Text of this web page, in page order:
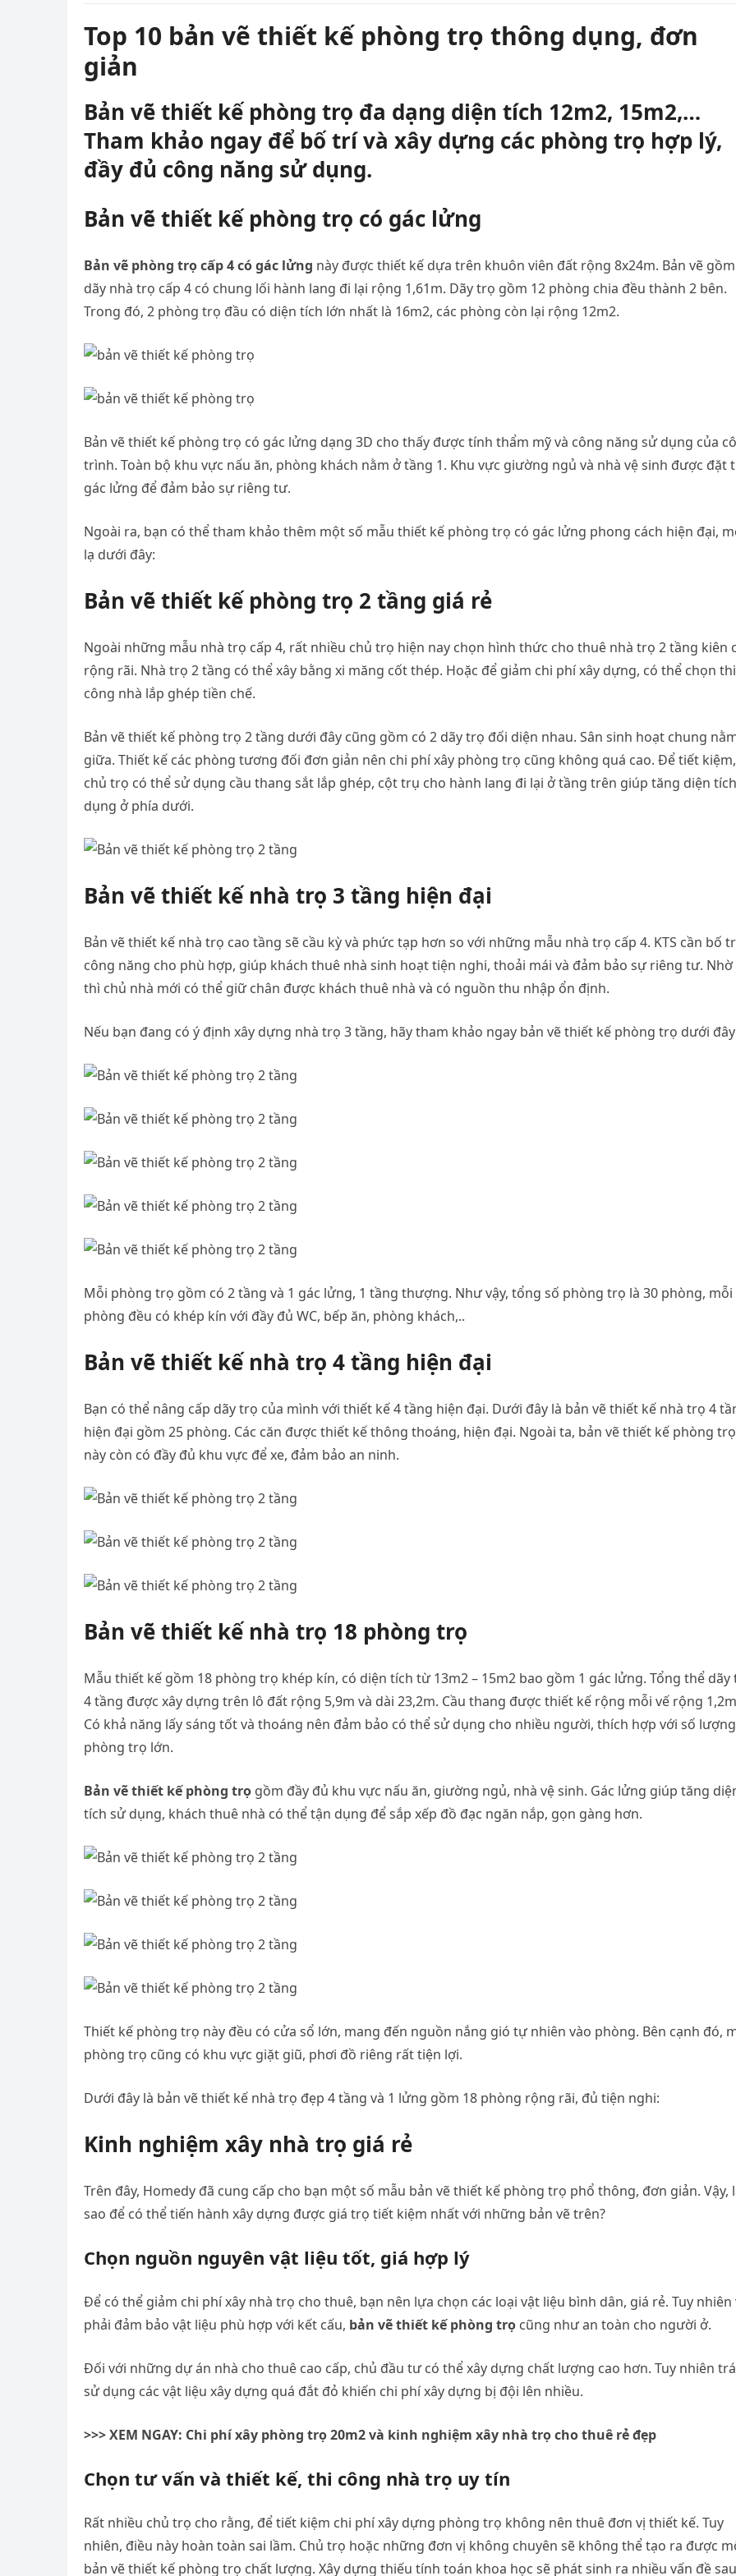
Top 10 bản vẽ thiết kế phòng trọ thông dụng, đơn
giản
Bản vẽ thiết kế phòng trọ đa dạng diện tích 12m2, 15m2,…
Tham khảo ngay để bố trí và xây dựng các phòng trọ hợp lý,
đầy đủ công năng sử dụng.
Bản vẽ thiết kế phòng trọ có gác lửng
Bản vẽ phòng trọ cấp 4 có gác lửng này được thiết kế dựa trên khuôn viên đất rộng 8x24m. Bản vẽ
dãy nhà trọ cấp 4 có chung lối hành lang đi lại rộng 1,61m. Dãy trọ gồm 12 phòng chia đều thành 2 bên.
Trong đó, 2 phòng trọ đầu có diện tích lớn nhất là 16m2, các phòng còn lại rộng 12m2.
Bản vẽ thiết kế phòng trọ có gác lửng dạng 3D cho thấy được tính thẩm mỹ và công năng sử dụng của
trình. Toàn bộ khu vực nấu ăn, phòng khách nằm ở tầng 1. Khu vực giường ngủ và nhà vệ sinh được đặt
gác lửng để đảm bảo sự riêng tư.
Ngoài ra, bạn có thể tham khảo thêm một số mẫu thiết kế phòng trọ có gác lửng phong cách hiện đại,
lạ dưới đây:
Bản vẽ thiết kế phòng trọ 2 tầng giá rẻ
Ngoài những mẫu nhà trọ cấp 4, rất nhiều chủ trọ hiện nay chọn hình thức cho thuê nhà trọ 2 tầng kiên
rộng rãi. Nhà trọ 2 tầng có thể xây bằng xi măng cốt thép. Hoặc để giảm chi phí xây dựng, có thể chọn thi
công nhà lắp ghép tiền chế.
Bản vẽ thiết kế phòng trọ 2 tầng dưới đây cũng gồm có 2 dãy trọ đối diện nhau. Sân sinh hoạt chung
giữa. Thiết kế các phòng tương đối đơn giản nên chi phí xây phòng trọ cũng không quá cao. Để tiết kiệm,
chủ trọ có thể sử dụng cầu thang sắt lắp ghép, cột trụ cho hành lang đi lại ở tầng trên giúp tăng diện
dụng ở phía dưới.
Bản vẽ thiết kế nhà trọ 3 tầng hiện đại
Bản vẽ thiết kế nhà trọ cao tầng sẽ cầu kỳ và phức tạp hơn so với những mẫu nhà trọ cấp 4. KTS cần bố
công năng cho phù hợp, giúp khách thuê nhà sinh hoạt tiện nghi, thoải mái và đảm bảo sự riêng tư. Nhờ
thì chủ nhà mới có thể giữ chân được khách thuê nhà và có nguồn thu nhập ổn định.
Nếu bạn đang có ý định xây dựng nhà trọ 3 tầng, hãy tham khảo ngay bản vẽ thiết kế phòng trọ dưới
Mỗi phòng trọ gồm có 2 tầng và 1 gác lửng, 1 tầng thượng. Như vậy, tổng số phòng trọ là 30 phòng, mỗi
phòng đều có khép kín với đầy đủ WC, bếp ăn, phòng khách,..
Bản vẽ thiết kế nhà trọ 4 tầng hiện đại
Bạn có thể nâng cấp dãy trọ của mình với thiết kế 4 tầng hiện đại. Dưới đây là bản vẽ thiết kế nhà trọ 4
hiện đại gồm 25 phòng. Các căn được thiết kế thông thoáng, hiện đại. Ngoài ta, bản vẽ thiết kế phòng trọ
này còn có đầy đủ khu vực để xe, đảm bảo an ninh.
Bản vẽ thiết kế nhà trọ 18 phòng trọ
Mẫu thiết kế gồm 18 phòng trọ khép kín, có diện tích từ 13m2 – 15m2 bao gồm 1 gác lửng. Tổng thể dãy
4 tầng được xây dựng trên lô đất rộng 5,9m và dài 23,2m. Cầu thang được thiết kế rộng mỗi vế rộng
Có khả năng lấy sáng tốt và thoáng nên đảm bảo có thể sử dụng cho nhiều người, thích hợp với số lượng
phòng trọ lớn.
Bản vẽ thiết kế phòng trọ gồm đầy đủ khu vực nấu ăn, giường ngủ, nhà vệ sinh. Gác lửng giúp tăng
tích sử dụng, khách thuê nhà có thể tận dụng để sắp xếp đồ đạc ngăn nắp, gọn gàng hơn.
Thiết kế phòng trọ này đều có cửa sổ lớn, mang đến nguồn nắng gió tự nhiên vào phòng. Bên cạnh đó,
phòng trọ cũng có khu vực giặt giũ, phơi đồ riêng rất tiện lợi.
Dưới đây là bản vẽ thiết kế nhà trọ đẹp 4 tầng và 1 lửng gồm 18 phòng rộng rãi, đủ tiện nghi:
Kinh nghiệm xây nhà trọ giá rẻ
Trên đây, Homedy đã cung cấp cho bạn một số mẫu bản vẽ thiết kế phòng trọ phổ thông, đơn giản. Vậy,
sao để có thể tiến hành xây dựng được giá trọ tiết kiệm nhất với những bản vẽ trên?
Chọn nguồn nguyên vật liệu tốt, giá hợp lý
Để có thể giảm chi phí xây nhà trọ cho thuê, bạn nên lựa chọn các loại vật liệu bình dân, giá rẻ. Tuy nhiên
phải đảm bảo vật liệu phù hợp với kết cấu, bản vẽ thiết kế phòng trọ cũng như an toàn cho người ở.
Đối với những dự án nhà cho thuê cao cấp, chủ đầu tư có thể xây dựng chất lượng cao hơn. Tuy nhiên
sử dụng các vật liệu xây dựng quá đắt đỏ khiến chi phí xây dựng bị đội lên nhiều.
>>> XEM NGAY: Chi phí xây phòng trọ 20m2 và kinh nghiệm xây nhà trọ cho thuê rẻ đẹp
Chọn tư vấn và thiết kế, thi công nhà trọ uy tín
Rất nhiều chủ trọ cho rằng, để tiết kiệm chi phí xây dựng phòng trọ không nên thuê đơn vị thiết kế. Tuy
nhiên, điều này hoàn toàn sai lầm. Chủ trọ hoặc những đơn vị không chuyên sẽ không thể tạo ra được
bản vẽ thiết kế phòng trọ chất lượng. Xây dựng thiếu tính toán khoa học sẽ phát sinh ra nhiều vấn đề sau